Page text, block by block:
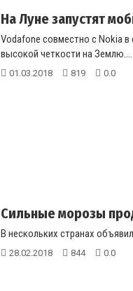
На Луне запустят
Vodafone совместно с Nokia
высокой четкости на Землю....
01.03.2018 819 0.0
Сильные морозы
В нескольких странах
28.02.2018 844 0.0